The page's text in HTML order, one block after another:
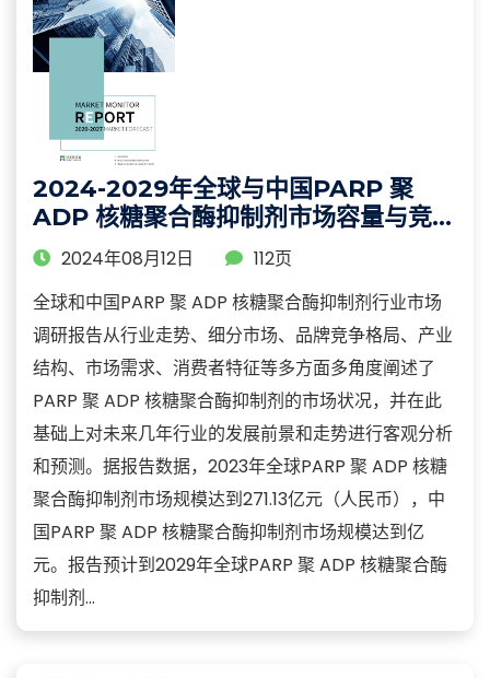
2024-2029年全球与中国PARP 聚
ADP 核糖聚合酶抑制剂市场容量与竞争
格局分析报告
2024年08月12日
112页
全球和中国PARP 聚 ADP 核糖聚合酶抑制剂行业市场
调研报告从行业走势、细分市场、品牌竞争格局、产业
结构、市场需求、消费者特征等多方面多角度阐述了
PARP 聚 ADP 核糖聚合酶抑制剂的市场状况，并在此
基础上对未来几年行业的发展前景和走势进行客观分析
和预测。据报告数据，2023年全球PARP 聚 ADP 核糖
聚合酶抑制剂市场规模达到271.13亿元（人民币），中
国PARP 聚 ADP 核糖聚合酶抑制剂市场规模达到亿
元。报告预计到2029年全球PARP 聚 ADP 核糖聚合酶
抑制剂...